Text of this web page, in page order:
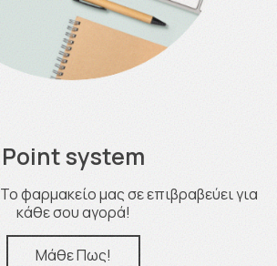
Point system
Το φαρμακείο μας σε επιβραβεύει για
κάθε σου αγορά!
Μάθε Πως!